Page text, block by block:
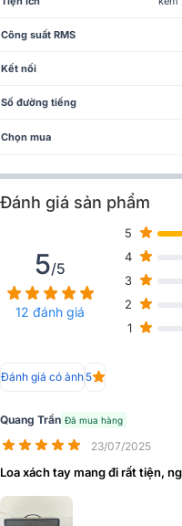
Công suất RMS
Kết nối
Số đường tiếng
Chọn mua
Đánh giá sản phẩm
5/5
12 đánh giá
5
4
3
2
1
Đánh giá có ảnh 5
Quang Trần Đã mua hàng
23/07/2025
Loa xách tay mang đi rất tiện,